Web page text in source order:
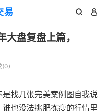
易  
盘复盘上篇，
(0)
找几张完美案例图自我说
也没法挑肥拣瘦的行情里